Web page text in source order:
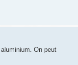
On peut